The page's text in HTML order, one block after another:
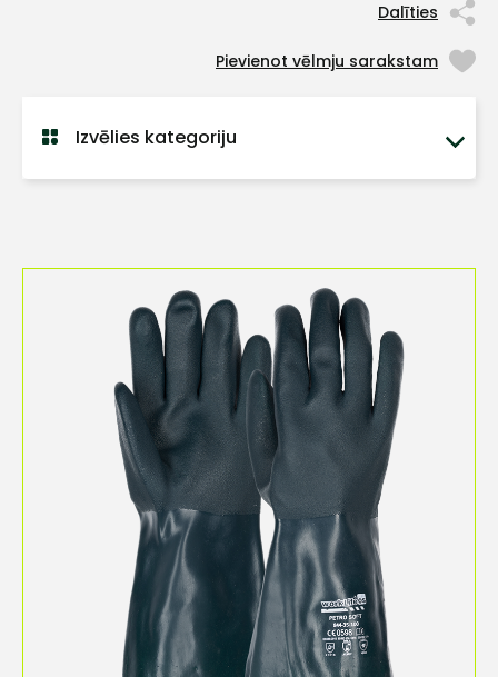
Dalīties
Pievienot vēlmju sarakstam
Izvēlies kategoriju